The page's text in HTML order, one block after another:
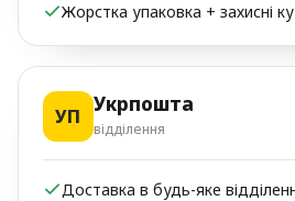
Жорстка упаковка + захисні
УП Укрпошта
відділення
Доставка в будь-яке